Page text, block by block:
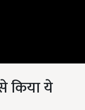
किया ये